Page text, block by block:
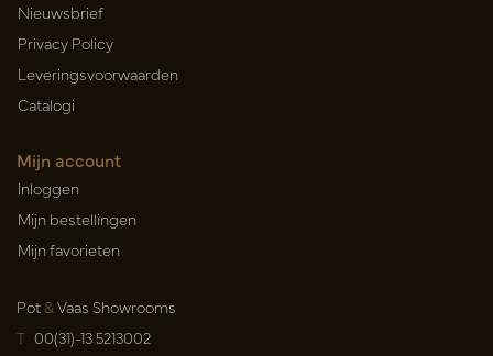
Nieuwsbrief
Privacy Policy
Leveringsvoorwaarden
Catalogi
Mijn account
Inloggen
Mijn bestellingen
Mijn favorieten
Pot&Vaas Showrooms
T 00(31)-13 5213002